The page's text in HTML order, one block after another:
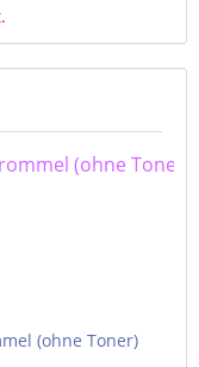
(ohne Toner)